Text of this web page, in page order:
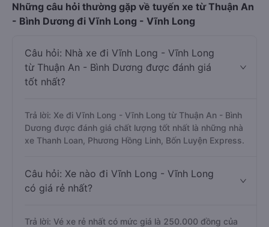
Những câu hỏi thường gặp về tuyến xe từ Thuận An
- Bình Dương đi Vĩnh Long - Vĩnh Long
Câu hỏi: Nhà xe đi Vĩnh Long - Vĩnh Long
từ Thuận An - Bình Dương được đánh giá
tốt nhất?
Trả lời: Xe đi Vĩnh Long - Vĩnh Long từ Thuận An - Bình
Dương được đánh giá chất lượng tốt nhất là những nhà
xe Thanh Loan, Phương Hồng Linh, Bốn Luyện Express.
Câu hỏi: Xe nào đi Vĩnh Long - Vĩnh Long
có giá rẻ nhất?
Trả lời: Vé xe rẻ nhất có mức giá là 250.000 đồng của